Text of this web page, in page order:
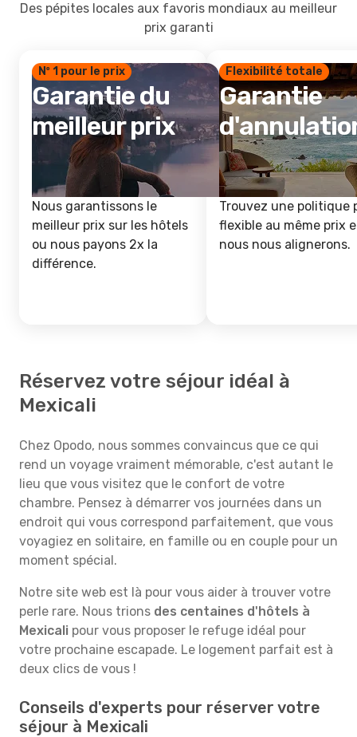
Des pépites locales aux favoris mondiaux au meilleur
prix garanti
Nº 1 pour le prix
Garantie du
meilleur prix
Nous garantissons le
meilleur prix sur les hôtels
ou nous payons 2x la
différence.
Flexibilité totale
Garantie
Trouvez une politique
flexible au même prix
nous nous alignerons.
Réservez votre séjour idéal à
Mexicali
Chez Opodo, nous sommes convaincus que ce qui
rend un voyage vraiment mémorable, c'est autant le
lieu que vous visitez que le confort de votre
chambre. Pensez à démarrer vos journées dans un
endroit qui vous correspond parfaitement, que vous
voyagiez en solitaire, en famille ou en couple pour un
moment spécial.
Notre site web est là pour vous aider à trouver votre
perle rare. Nous trions des centaines d'hôtels à
Mexicali pour vous proposer le refuge idéal pour
votre prochaine escapade. Le logement parfait est à
deux clics de vous !
Conseils d'experts pour réserver votre
séjour à Mexicali